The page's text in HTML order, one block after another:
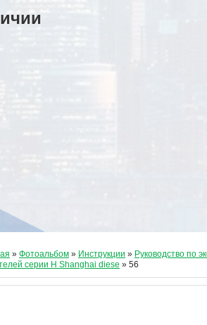
» Фотоальбом » Инструкции » Руководство по
серии Н Shanghai diese » 56